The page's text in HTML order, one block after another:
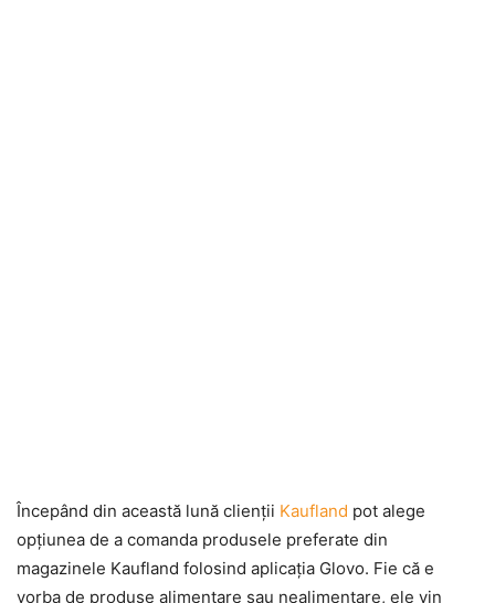
Începând din această lună clienţii Kaufland pot alege
opţiunea de a comanda produsele preferate din
magazinele Kaufland folosind aplicaţia Glovo. Fie că e
vorba de produse alimentare sau nealimentare, ele vin